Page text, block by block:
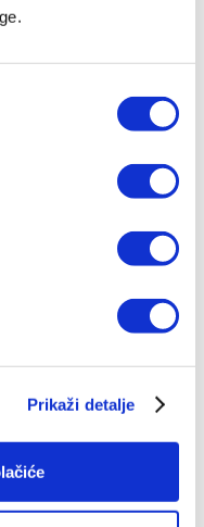
Prikaži detalje